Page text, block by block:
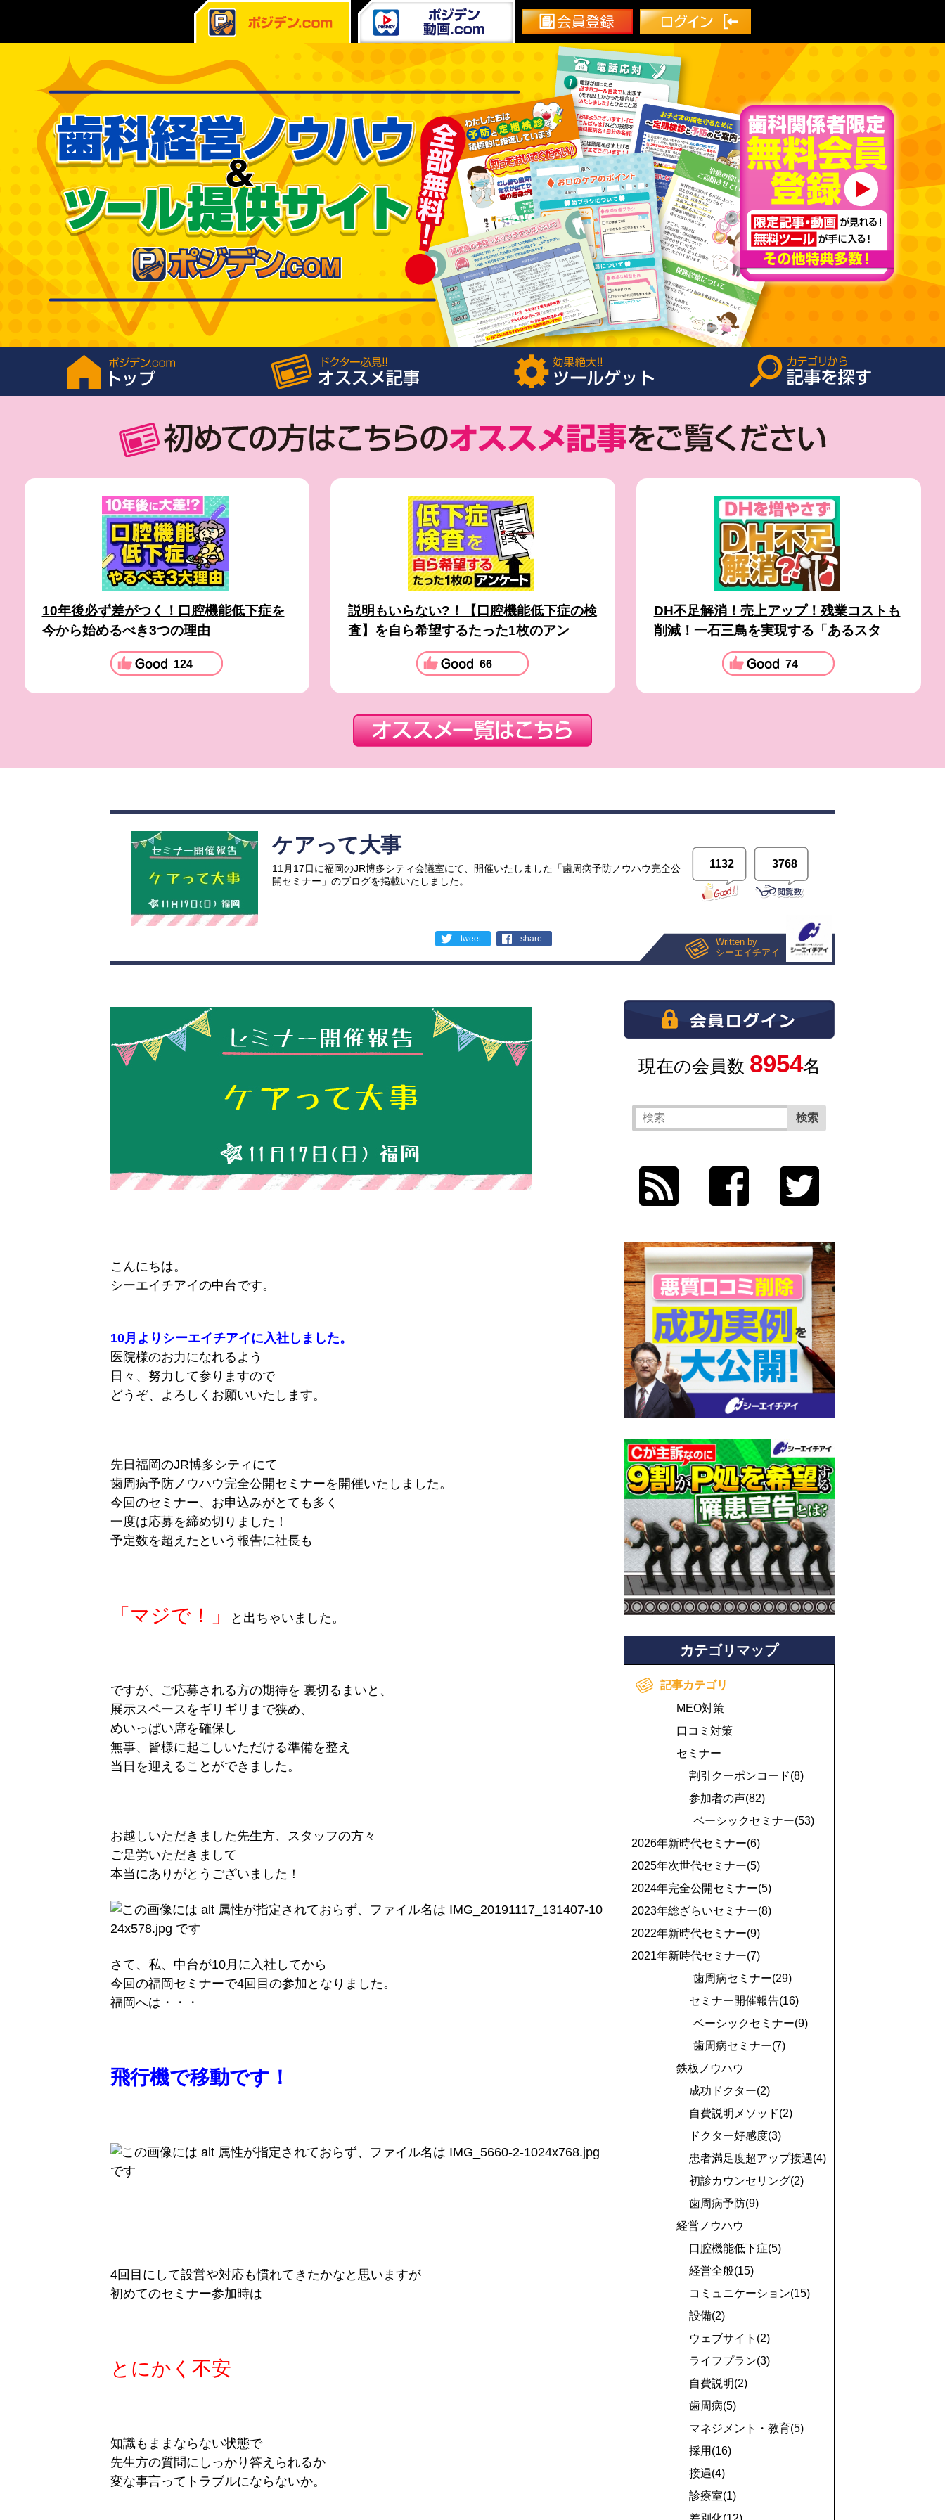
10年後必ず差がつく！口腔機能低下症を
今から始めるべき3つの理由
124
説明もいらない?！【口腔機能低下症の検
査】を自ら希望するたった1枚のアン
66
DH不足解消！売上アップ！残業コストも
削減！一石三鳥を実現する「あるスタ
74
ケアって大事
11月17日に福岡のJR博多シティ会議室にて、開催いたしました「歯周病予防ノウハウ完全公
開セミナー」のブログを掲載いたしました。
3768
1132
tweet share
Written by
シーエイチアイ
こんにちは。
シーエイチアイの中台です。
10月よりシーエイチアイに入社しました。
医院様のお力になれるよう
日々、努力して参りますので
どうぞ、よろしくお願いいたします。
先日福岡のJR博多シティにて
歯周病予防ノウハウ完全公開セミナーを開催いたしました。
今回のセミナー、お申込みがとても多く
一度は応募を締め切りました！
予定数を超えたという報告に社長も
「マジで！」 と出ちゃいました。
ですが、ご応募される方の期待を 裏切るまいと、
展示スペースをギリギリまで狭め、
めいっぱい席を確保し
無事、皆様に起こしいただける準備を整え
当日を迎えることができました。
お越しいただきました先生方、スタッフの方々
ご足労いただきまして
本当にありがとうございました！
さて、私、中台が10月に入社してから
今回の福岡セミナーで4回目の参加となりました。
福岡へは・・・
飛行機で移動です！
4回目にして設営や対応も慣れてきたかなと思いますが
初めてのセミナー参加時は
とにかく不安
知識もままならない状態で
先生方の質問にしっかり答えられるか
変な事言ってトラブルにならないか。
現在の会員数 8954名
カテゴリマップ
記事カテゴリ
MEO対策
口コミ対策
セミナー
割引クーポンコード(8)
参加者の声(82)
ベーシックセミナー(53)
2026年新時代セミナー(6)
2025年次世代セミナー(5)
2024年完全公開セミナー(5)
2023年総ざらいセミナー(8)
2022年新時代セミナー(9)
2021年新時代セミナー(7)
歯周病セミナー(29)
セミナー開催報告(16)
ベーシックセミナー(9)
歯周病セミナー(7)
鉄板ノウハウ
成功ドクター(2)
自費説明メソッド(2)
ドクター好感度(3)
患者満足度超アップ接遇(4)
初診カウンセリング(2)
歯周病予防(9)
経営ノウハウ
口腔機能低下症(5)
経営全般(15)
コミュニケーション(15)
設備(2)
ウェブサイト(2)
ライフプラン(3)
自費説明(2)
歯周病(5)
マネジメント・教育(5)
採用(16)
接遇(4)
診療室(1)